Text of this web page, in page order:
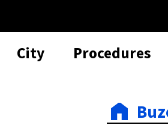
City Procedures